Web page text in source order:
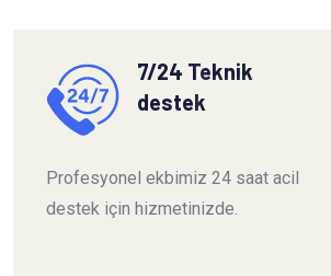
7/24 Teknik
destek
Profesyonel ekbimiz 24 saat acil
destek için hizmetinizde.